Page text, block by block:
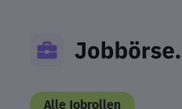
content
Alle Jobrollen